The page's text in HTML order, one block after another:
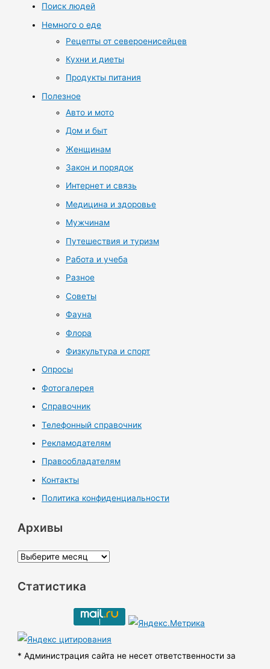
Поиск людей
Немного о еде
Рецепты от североенисейцев
Кухни и диеты
Продукты питания
Полезное
Авто и мото
Дом и быт
Женщинам
Закон и порядок
Интернет и связь
Медицина и здоровье
Мужчинам
Путешествия и туризм
Работа и учеба
Разное
Советы
Фауна
Флора
Физкультура и спорт
Опросы
Фотогалерея
Справочник
Телефонный справочник
Рекламодателям
Правообладателям
Контакты
Политика конфиденциальности
Архивы
А
х
ы
Статистика
* Администрация сайта не несет ответственности за